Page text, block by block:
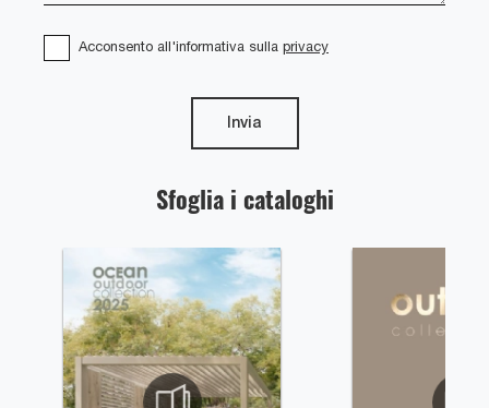
Sfoglia i cataloghi
Acconsento all'informativa sulla privacy
Invia